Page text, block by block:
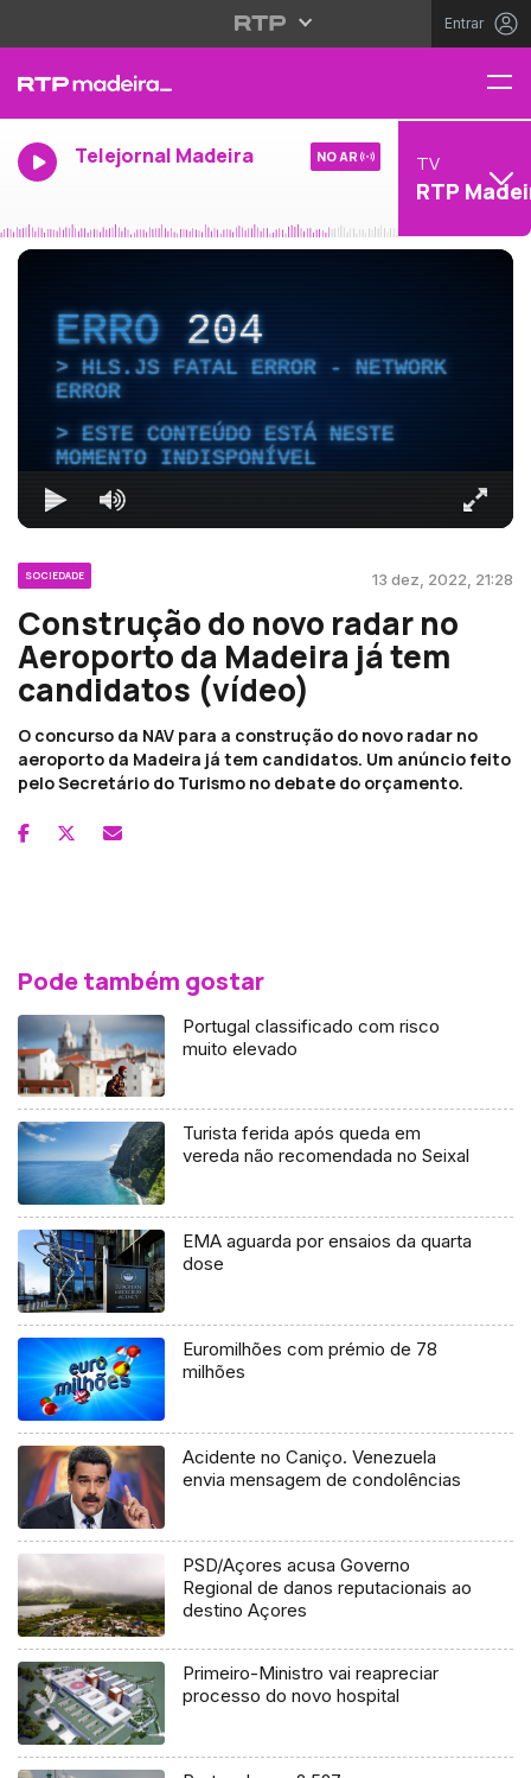
Entrar
Telejornal Madeira NO AR TV
RTP
ERRO204
HLS.JS FATAL ERROR - NETWORK
ERROR
ESTE CONTEÚDO ESTÁ NESTE
MOMENTO INDISPONÍVEL
SOCIEDADE 13 dez, 2022, 21:28
Construção do novo radar no
Aeroporto da Madeira já tem
candidatos (vídeo)
O concurso da NAV para a construção do novo radar no
aeroporto da Madeira já tem candidatos. Um anúncio feito
pelo Secretário do Turismo no debate do orçamento.
Pode também gostar
Portugal classificado com risco
muito elevado
Turista ferida após queda em
vereda não recomendada no Seixal
EMA aguarda por ensaios da quarta
dose
Euromilhões com prémio de 78
milhões
Acidente no Caniço. Venezuela
envia mensagem de condolências
PSD/Açores acusa Governo
Regional de danos reputacionais ao
destino Açores
Primeiro-Ministro vai reapreciar
processo do novo hospital